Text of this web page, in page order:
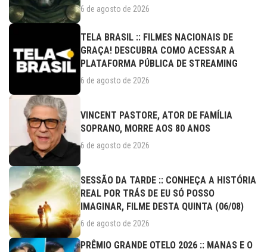
6 de agosto de 2026
TELA BRASIL :: FILMES NACIONAIS DE
GRAÇA! DESCUBRA COMO ACESSAR A
PLATAFORMA PÚBLICA DE STREAMING
6 de agosto de 2026
VINCENT PASTORE, ATOR DE FAMÍLIA
SOPRANO, MORRE AOS 80 ANOS
6 de agosto de 2026
SESSÃO DA TARDE :: CONHEÇA A HISTÓRIA
REAL POR TRÁS DE EU SÓ POSSO
IMAGINAR, FILME DESTA QUINTA (06/08)
6 de agosto de 2026
PRÊMIO GRANDE OTELO 2026 :: MANAS E O